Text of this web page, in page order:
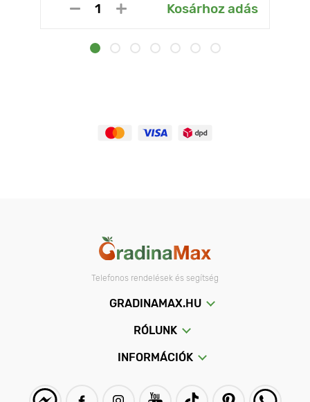
Kosárhoz adás
Telefonos rendelések és segítség
GRADINAMAX.HU
RÓLUNK
INFORMÁCIÓK